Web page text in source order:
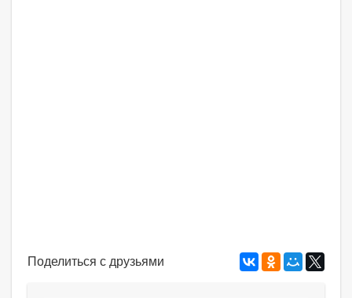
Поделиться с друзьями